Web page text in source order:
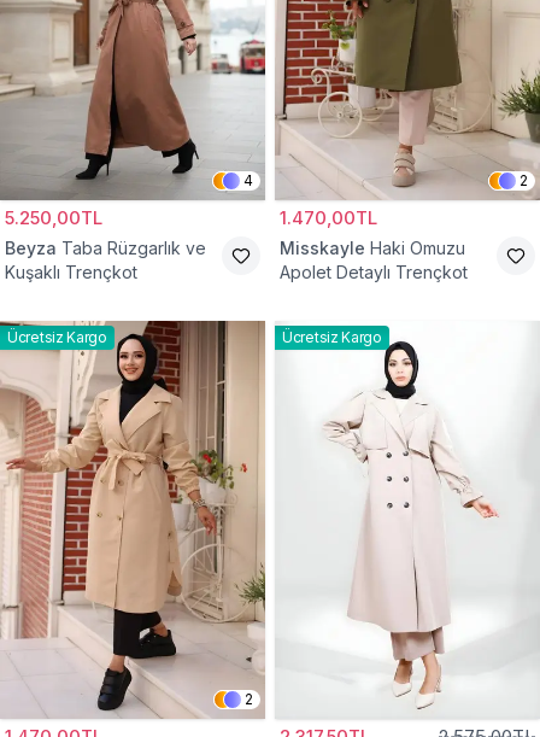
4
5.250,00TL
Beyza Taba Rüzgarlık ve
Kuşaklı Trençkot
2
1.470,00TL
Misskayle Haki Omuzu
Apolet Detaylı Trençkot
Ücretsiz Kargo
2
Ücretsiz Kargo